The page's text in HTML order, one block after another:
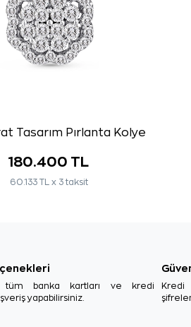
Tasarım Pırlanta Kolye
180.400 TL
60.133 TL x 3 taksit
tüm banka kartları ve kredi
yapabilirsiniz.
Kredi